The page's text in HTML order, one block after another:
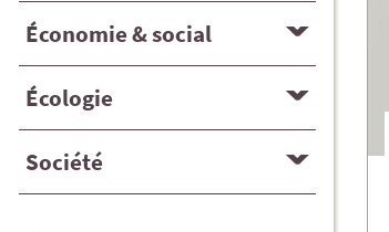
Économie & social
Écologie
Société